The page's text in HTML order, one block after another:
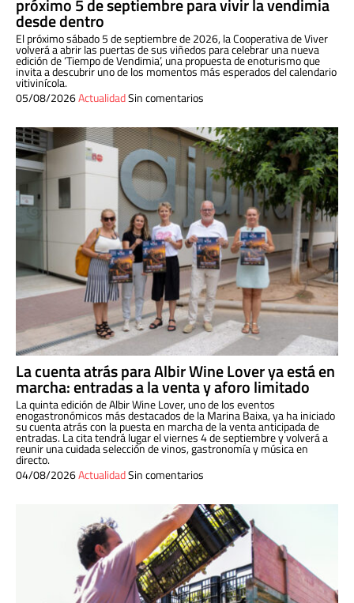
próximo 5 de septiembre para vivir la vendimia
desde dentro
El próximo sábado 5 de septiembre de 2026, la Cooperativa de Viver
volverá a abrir las puertas de sus viñedos para celebrar una nueva
edición de ‘Tiempo de Vendimia’, una propuesta de enoturismo que
invita a descubrir uno de los momentos más esperados del calendario
vitivinícola.
05/08/2026ActualidadSin comentarios
La cuenta atrás para Albir Wine Lover ya está en
marcha: entradas a la venta y aforo limitado
La quinta edición de Albir Wine Lover, uno de los eventos
enogastronómicos más destacados de la Marina Baixa, ya ha iniciado
su cuenta atrás con la puesta en marcha de la venta anticipada de
entradas. La cita tendrá lugar el viernes 4 de septiembre y volverá a
reunir una cuidada selección de vinos, gastronomía y música en
directo.
04/08/2026ActualidadSin comentarios